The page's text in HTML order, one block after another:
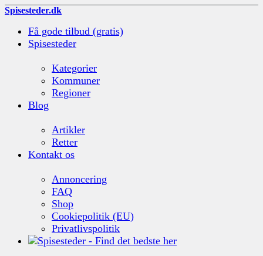
Spisesteder.dk
Få gode tilbud (gratis)
Spisesteder
Kategorier
Kommuner
Regioner
Blog
Artikler
Retter
Kontakt os
Annoncering
FAQ
Shop
Cookiepolitik (EU)
Privatlivspolitik